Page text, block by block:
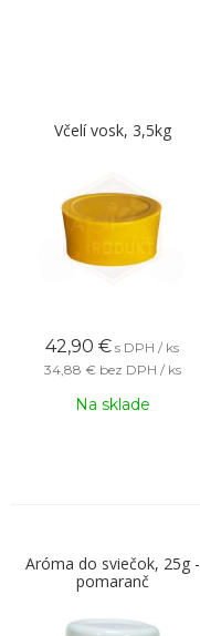
Včelí vosk, 3,5kg
42,90 € s DPH / ks
34,88 € bez DPH / ks
Na sklade
Aróma do sviečok, 25g -
pomaranč